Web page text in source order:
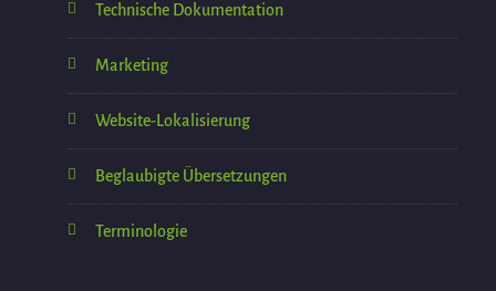
Technische Dokumentation
Marketing
Website-Lokalisierung
Beglaubigte Übersetzungen
Terminologie